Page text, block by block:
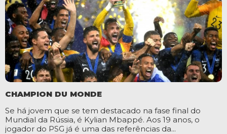
CHAMPION DU MONDE
Se há jovem que se tem destacado na fase final do
Mundial da Rússia, é Kylian Mbappé. Aos 19 anos, o
jogador do PSG já é uma das referências da...